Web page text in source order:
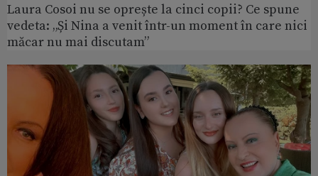
Laura Cosoi nu se oprește la cinci copii? Ce spune
vedeta: „Și Nina a venit într-un moment în care nici
măcar nu mai discutam”